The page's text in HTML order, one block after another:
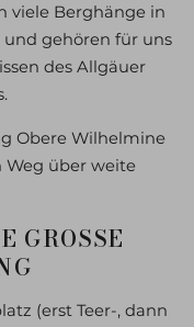
viele Berghänge in
gehören für uns
des Allgäuer
Obere Wilhelmine
Weg über weite
W
(erst Teer-, dann